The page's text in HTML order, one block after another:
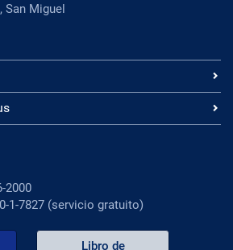
San Miguel
2000
1-7827 (servicio gratuito)
Libro de